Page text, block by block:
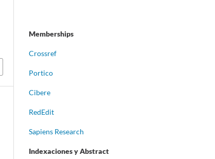
Memberships
Crossref
Portico
Cibere
RedEdit
Sapiens Research
Indexaciones y Abstract